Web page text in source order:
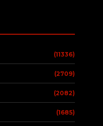
(11336)
(2709)
(2082)
(1685)